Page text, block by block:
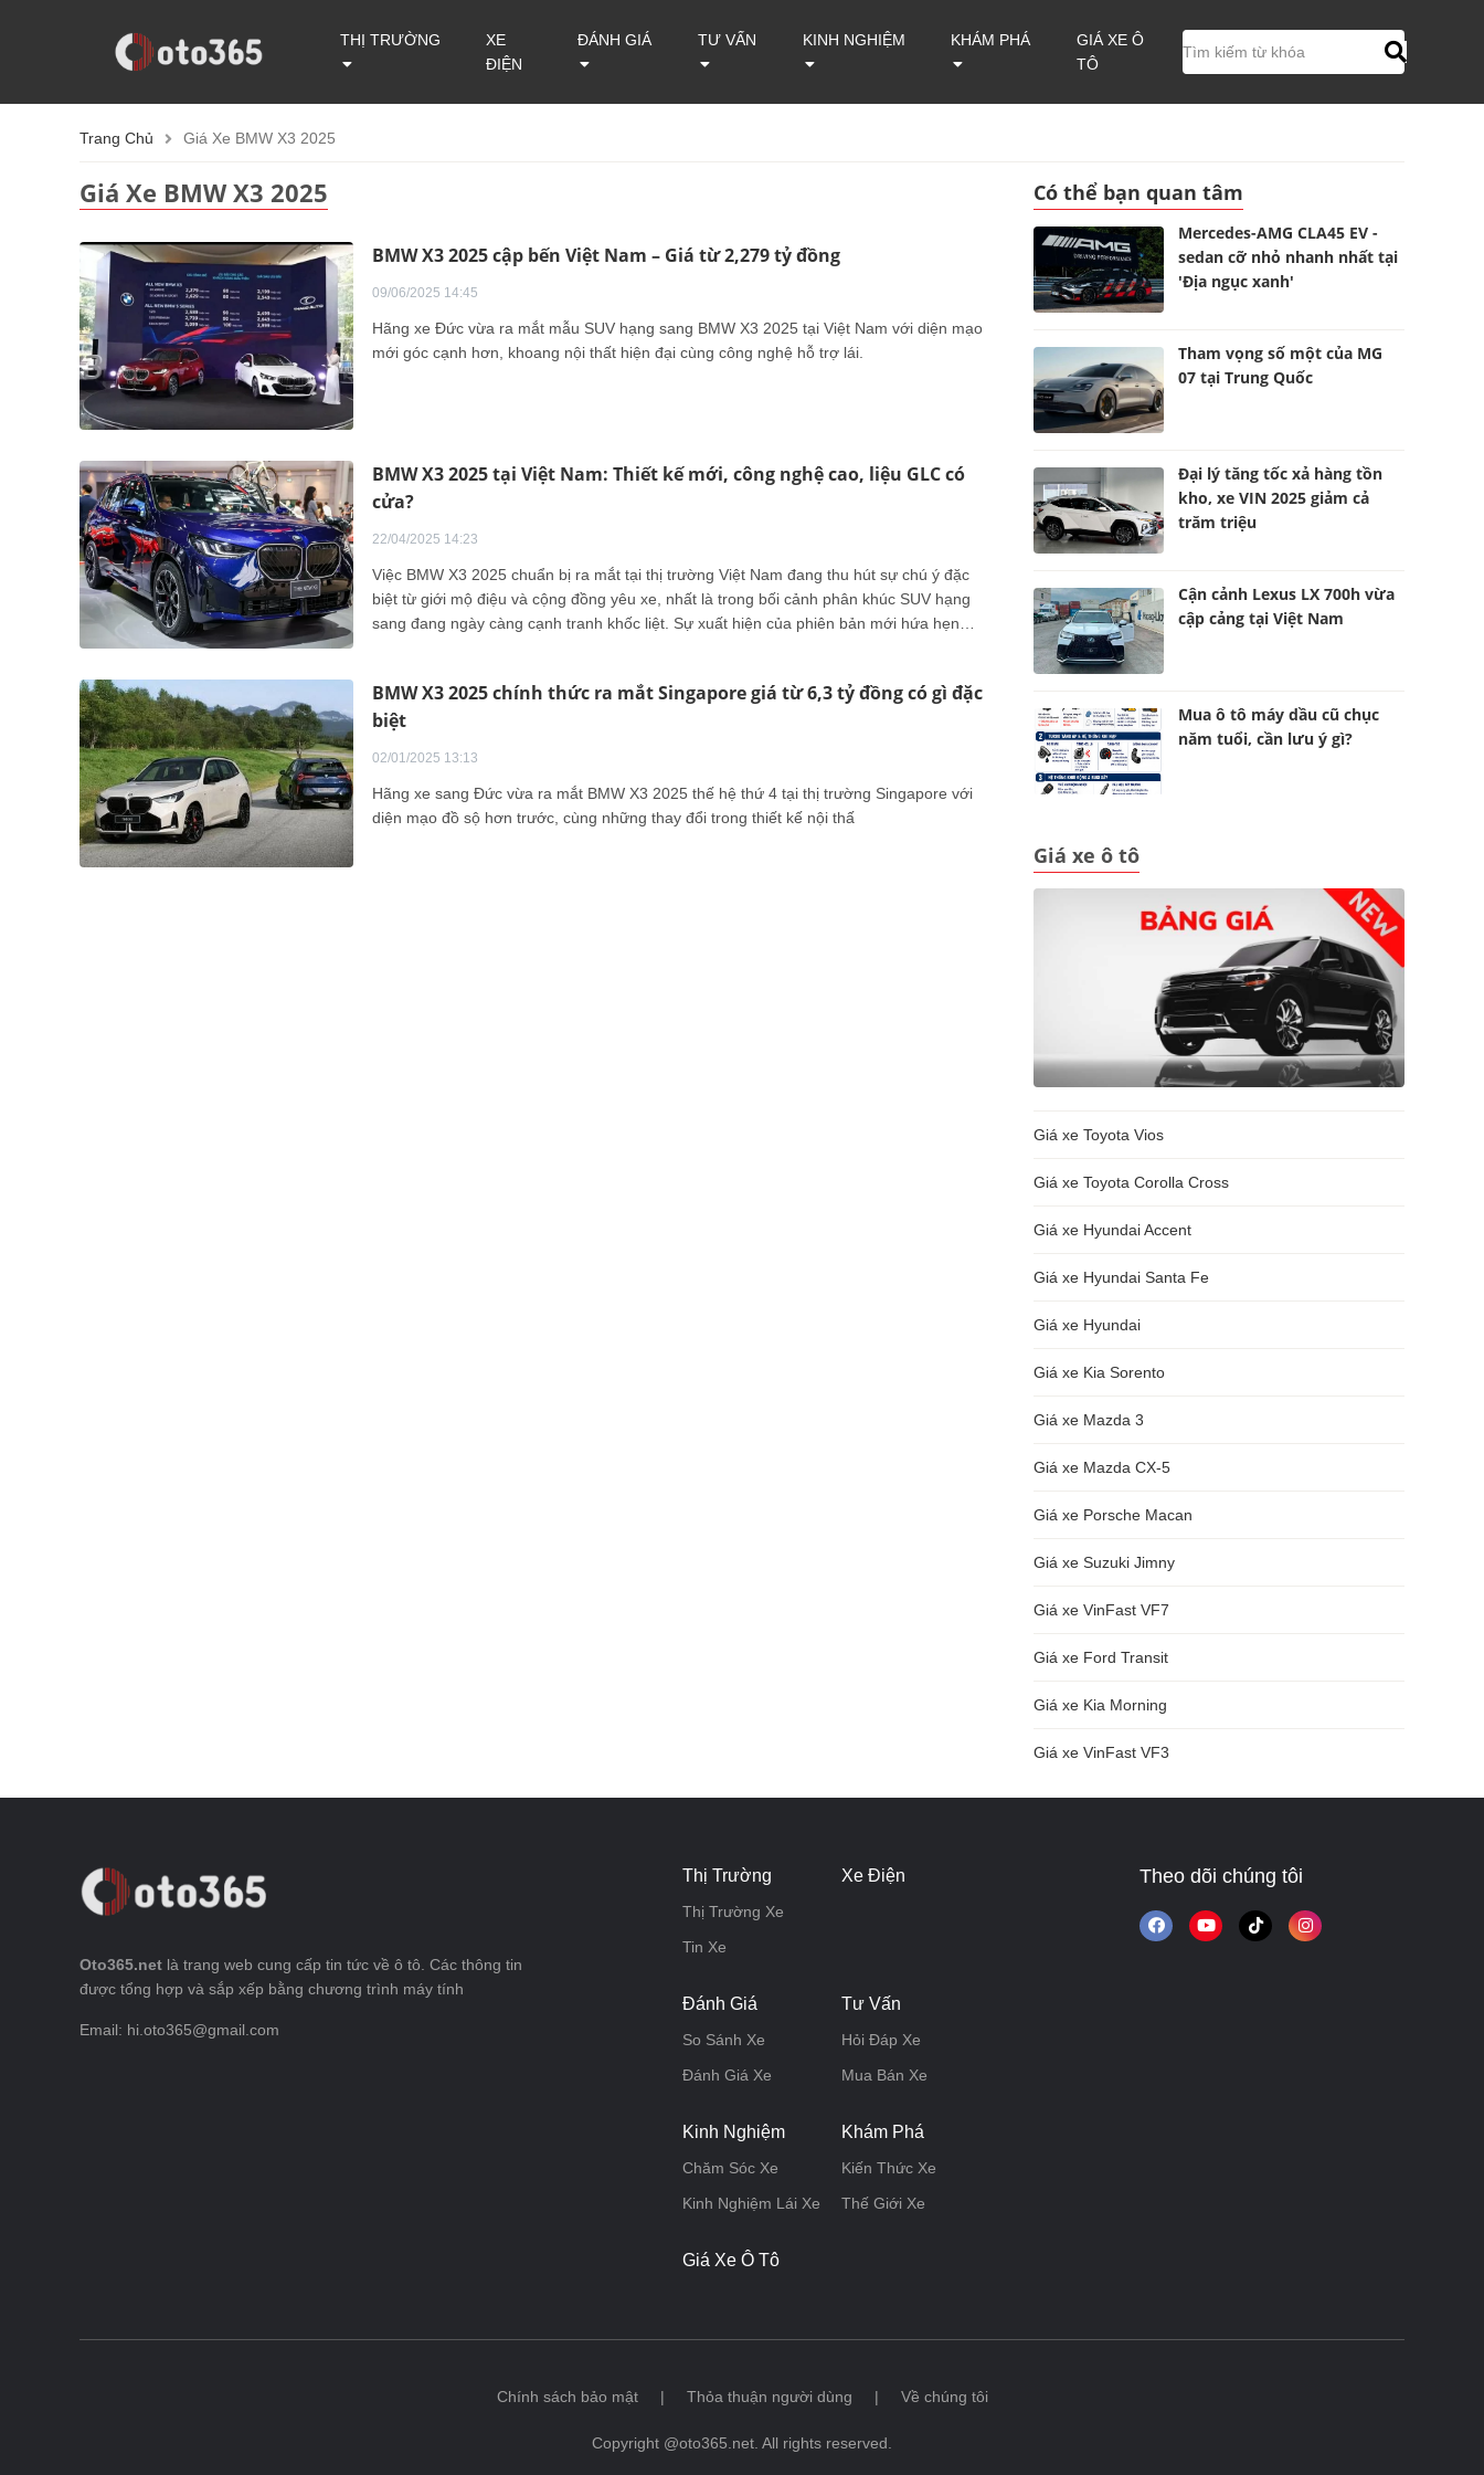
THỊ TRƯỜNG
XE
ĐIỆN
ĐÁNH GIÁ TƯ VẤN KINH NGHIỆM KHÁM PHÁ
GIÁ XE Ô
TÔ
Trang Chủ Giá Xe BMW X3 2025
Giá Xe BMW X3 2025
BMW X3 2025 cập bến Việt Nam – Giá từ 2,279 tỷ đồng
09/06/2025 14:45
Hãng xe Đức vừa ra mắt mẫu SUV hạng sang BMW X3 2025 tại Việt Nam với diện mạo
mới góc cạnh hơn, khoang nội thất hiện đại cùng công nghệ hỗ trợ lái.
BMW X3 2025 tại Việt Nam: Thiết kế mới, công nghệ cao, liệu GLC có
cửa?
22/04/2025 14:23
Việc BMW X3 2025 chuẩn bị ra mắt tại thị trường Việt Nam đang thu hút sự chú ý đặc
biệt từ giới mộ điệu và cộng đồng yêu xe, nhất là trong bối cảnh phân khúc SUV hạng
sang đang ngày càng cạnh tranh khốc liệt. Sự xuất hiện của phiên bản mới hứa hẹn
BMW X3 2025 chính thức ra mắt Singapore giá từ 6,3 tỷ đồng có gì đặc
biệt
02/01/2025 13:13
Hãng xe sang Đức vừa ra mắt BMW X3 2025 thế hệ thứ 4 tại thị trường Singapore với
diện mạo đồ sộ hơn trước, cùng những thay đổi trong thiết kế nội thấ
Có thể bạn quan tâm
Mercedes-AMG CLA45 EV -
sedan cỡ nhỏ nhanh nhất tại
'Địa ngục xanh'
Tham vọng số một của MG
07 tại Trung Quốc
Đại lý tăng tốc xả hàng tồn
kho, xe VIN 2025 giảm cả
trăm triệu
Cận cảnh Lexus LX 700h vừa
cập cảng tại Việt Nam
Mua ô tô máy dầu cũ chục
năm tuổi, cần lưu ý gì?
Giá xe ô tô
Giá xe Toyota Vios
Giá xe Toyota Corolla Cross
Giá xe Hyundai Accent
Giá xe Hyundai Santa Fe
Giá xe Hyundai
Giá xe Kia Sorento
Giá xe Mazda 3
Giá xe Mazda CX-5
Giá xe Porsche Macan
Giá xe Suzuki Jimny
Giá xe VinFast VF7
Giá xe Ford Transit
Giá xe Kia Morning
Giá xe VinFast VF3
Oto365.net là trang web cung cấp tin tức về ô tô. Các thông tin
được tổng hợp và sắp xếp bằng chương trình máy tính
Email: hi.oto365@gmail.com
Thị Trường
Thị Trường Xe
Tin Xe
Xe Điện
Đánh Giá
So Sánh Xe
Đánh Giá Xe
Tư Vấn
Hỏi Đáp Xe
Mua Bán Xe
Kinh Nghiệm
Chăm Sóc Xe
Kinh Nghiệm Lái Xe
Khám Phá
Kiến Thức Xe
Thế Giới Xe
Giá Xe Ô Tô
Theo dõi chúng tôi
Chính sách bảo mật | Thỏa thuận người dùng | Về chúng tôi
Copyright @oto365.net. All rights reserved.